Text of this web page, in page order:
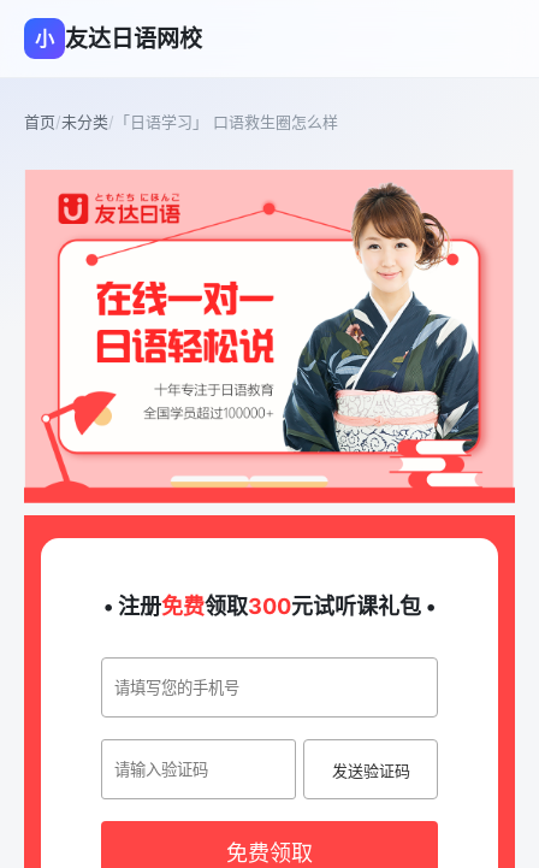
小 友达日语网校
首页/未分类/ 「日语学习」 口语救生圈怎么样
• 注册免费领取300元试听课礼包 •
发送验证码
免费领取